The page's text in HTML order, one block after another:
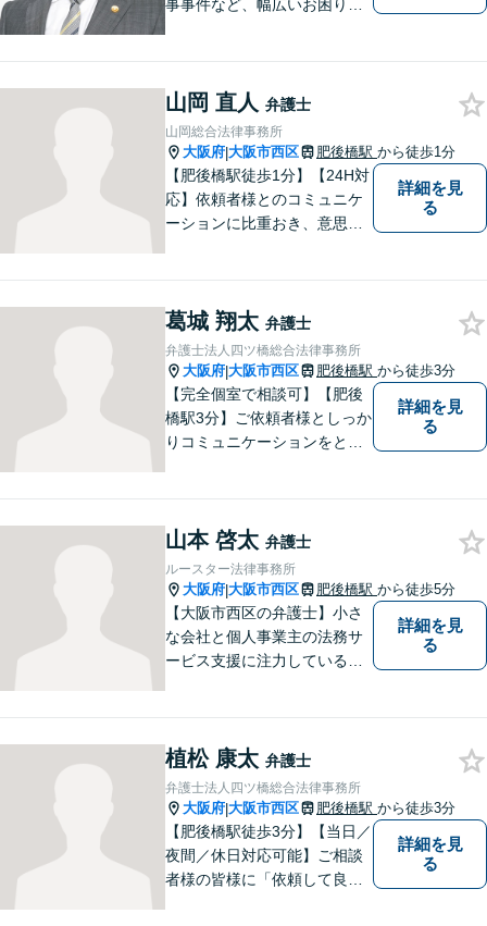
事事件など、幅広いお困りご
す。フットワークを活かし、
迅速な解決へと尽力いたしま
す。
山岡 直人 弁護士
山岡総合法律事務所
大阪府|大阪市西区 肥後橋駅 から徒歩1分
【肥後橋駅徒歩1分】【24H対
応】依頼者様とのコミュニケ
ーションに比重おき、意思疎
事案にも対応いたします。
【初回無料相談】
詳細を見
る
葛城 翔太 弁護士
弁護士法人四ツ橋総合法律事務所
大阪府|大阪市西区 肥後橋駅 から徒歩3分
【完全個室で相談可】【肥後
橋駅3分】ご依頼者様としっか
りコミュニケーションをと
できるよう全力でサポートさ
せていただきます。一度ご相
談ください。
詳細を見
る
山本 啓太 弁護士
ルースター法律事務所
大阪府|大阪市西区 肥後橋駅 から徒歩5分
【大阪市西区の弁護士】小さ
な会社と個人事業主の法務サ
ービス支援に注力している弁
なり、 自身の知識・経験をも
とに、経営者の皆様のお役に
立ちたいと思っています。
詳細を見
る
植松 康太 弁護士
弁護士法人四ツ橋総合法律事務所
大阪府|大阪市西区 肥後橋駅 から徒歩3分
【肥後橋駅徒歩3分】【当日／
夜間／休日対応可能】ご相談
者様の皆様に「依頼して良か
詳細を見
る